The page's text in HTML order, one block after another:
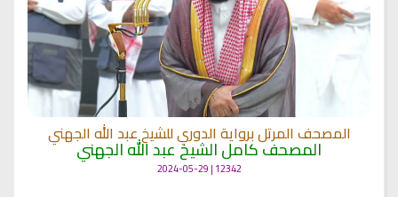
المصحف المرتل برواية الدوري للشيخ عبد الله الجهني
المصحف كامل الشيخ عبد الله الجهني
12342 | 2024-05-29